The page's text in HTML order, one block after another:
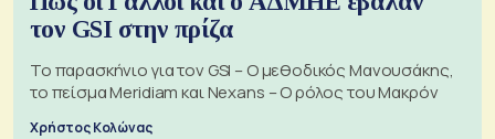
τον GSI στην πρίζα
Το παρασκήνιο για τον GSI – Ο μεθοδικός Μανουσάκης,
το πείσμα Meridiam και Nexans – Ο ρόλος του Μακρόν
Χρήστος Κολώνας